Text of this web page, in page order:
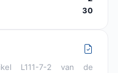
30
L111-7-2 van de